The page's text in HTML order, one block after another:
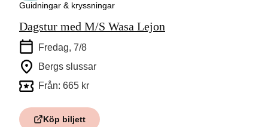
Guidningar & kryssningar
Dagstur med M/S Wasa Lejon
Fredag, 7/8
Bergs slussar
Från: 665 kr
Köp biljett